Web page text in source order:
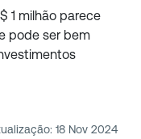
1 milhão parece
pode ser bem
18 Nov 2024